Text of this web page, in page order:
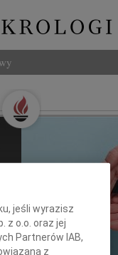
jeśli wyrazisz
z o.o. oraz jej
Partnerów IAB,
z